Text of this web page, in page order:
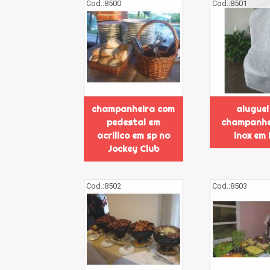
Cod.:8500
champanheira com
pedestal em
acrilico em sp no
Jockey Club
Cod.:8501
inox em
Cod.:8502 Cod.:8503